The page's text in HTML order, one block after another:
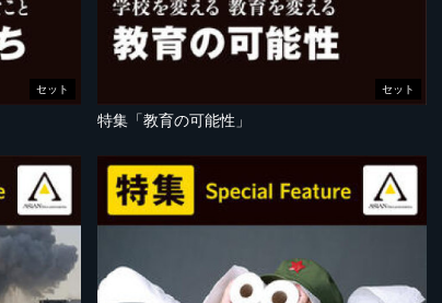
セット セット
特集「教育の可能性」